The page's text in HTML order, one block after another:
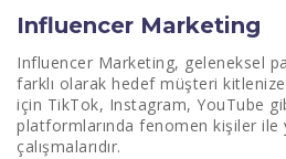
Influencer Marketing
Influencer Marketing, geleneksel
farklı olarak hedef müşteri
için TikTok, Instagram, YouTube
platformlarında fenomen kişiler ile
çalışmalarıdır.